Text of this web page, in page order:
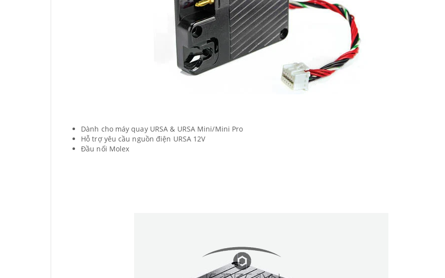
Dành cho máy quay URSA & URSA Mini/Mini Pro
Hỗ trợ yêu cầu nguồn điện URSA 12V
Đầu nối Molex